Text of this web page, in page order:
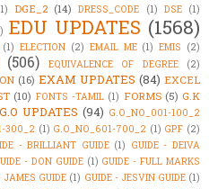
DGE_2 (14) DRESS_CODE (1) DSE (1)
EDU UPDATES (1568)
(1) ELECTION (2) EMAIL ME (1) EMIS (2)
(506) EQUIVALENCE OF DEGREE (2)
(16) EXAM UPDATES (84) EXCEL
(10) FONTS -TAMIL (1) FORMS (5) G.K
G.O UPDATES (94) G.O_NO_001-100_2
300_2 (1) G.O_NO_601-700_2 (1) GPF (2)
- BRILLIANT GUIDE (1) GUIDE - DEIVA
- DON GUIDE (1) GUIDE - FULL MARKS
JAMES GUIDE (1) GUIDE - JESVIN GUIDE (1)